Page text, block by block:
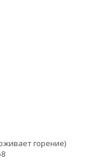
горение)